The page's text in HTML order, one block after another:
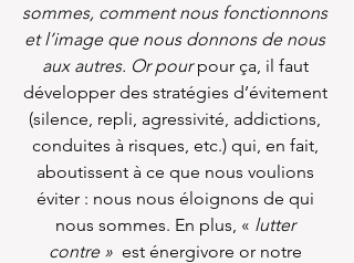
sommes, comment nous fonctionnons
et l’image que nous donnons de nous
aux autres. Or pour pour ça, il faut
développer des stratégies d’évitement
(silence, repli, agressivité, addictions,
conduites à risques, etc.) qui, en fait,
aboutissent à ce que nous voulions
éviter : nous nous éloignons de qui
nous sommes. En plus, « lutter
contre » est énergivore or notre